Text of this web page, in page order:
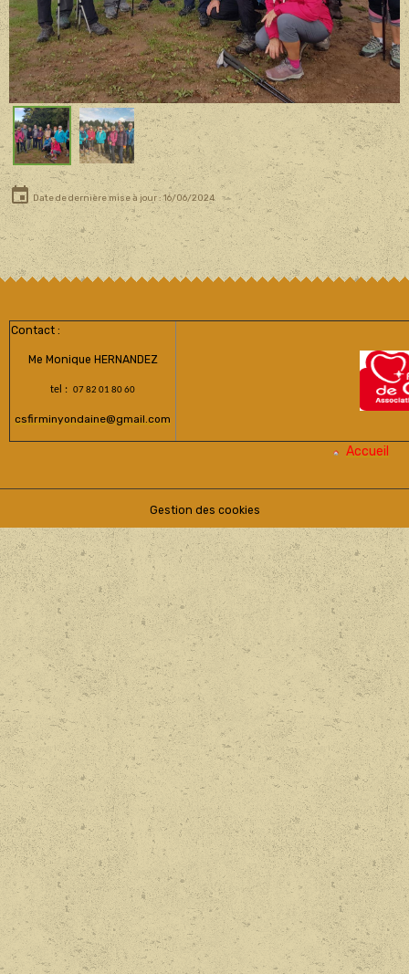
Date de dernière mise à jour : 16/06/2024
Contact :
Me Monique HERNANDEZ
tel : 07 82 01 80 60
csfirminyondaine@gmail.com
Accueil
Gestion des cookies